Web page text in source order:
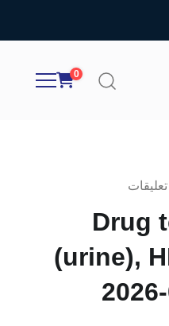
0
Drug
(urine),